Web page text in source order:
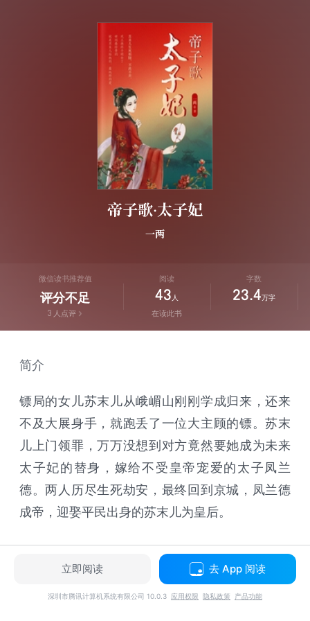
帝子歌·太子妃
一两
微信读书推荐值
评分不足
3 人点评
阅读
43 人
在读此书
字数
23.4 万字
简介
镖局的女儿苏末儿从峨嵋山刚刚学成归来，还来
不及大展身手，就跑丢了一位大主顾的镖。苏末
儿上门领罪，万万没想到对方竟然要她成为未来
太子妃的替身，嫁给不受皇帝宠爱的太子凤兰
德。两人历尽生死劫安，最终回到京城，凤兰德
成帝，迎娶平民出身的苏末儿为皇后。
立即阅读 去 App 阅读
深圳市腾讯计算机系统有限公司 10.0.3 应用权限 隐私政策 产品功能